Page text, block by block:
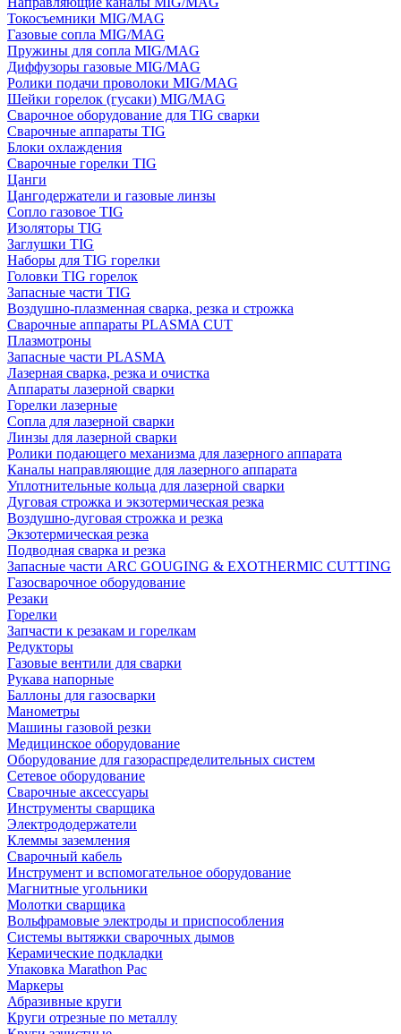
Токосъемники MIG/MAG
Газовые сопла MIG/MAG
Пружины для сопла MIG/MAG
Диффузоры газовые MIG/MAG
Ролики подачи проволоки MIG/MAG
Шейки горелок (гусаки) MIG/MAG
Сварочное оборудование для TIG сварки
Сварочные аппараты TIG
Блоки охлаждения
Сварочные горелки TIG
Цанги
Цангодержатели и газовые линзы
Сопло газовое TIG
Изоляторы TIG
Заглушки TIG
Наборы для TIG горелки
Головки TIG горелок
Запасные части TIG
Воздушно-плазменная сварка, резка и строжка
Сварочные аппараты PLASMA CUT
Плазмотроны
Запасные части PLASMA
Лазерная сварка, резка и очистка
Аппараты лазерной сварки
Горелки лазерные
Сопла для лазерной сварки
Линзы для лазерной сварки
Ролики подающего механизма для лазерного аппарата
Каналы направляющие для лазерного аппарата
Уплотнительные кольца для лазерной сварки
Дуговая строжка и экзотермическая резка
Воздушно-дуговая строжка и резка
Экзотермическая резка
Подводная сварка и резка
Запасные части ARC GOUGING & EXOTHERMIC CUTTING
Газосварочное оборудование
Резаки
Горелки
Запчасти к резакам и горелкам
Редукторы
Газовые вентили для сварки
Рукава напорные
Баллоны для газосварки
Манометры
Машины газовой резки
Медицинское оборудование
Оборудование для газораспределительных систем
Сетевое оборудование
Сварочные аксессуары
Инструменты сварщика
Электрододержатели
Клеммы заземления
Сварочный кабель
Инструмент и вспомогательное оборудование
Магнитные угольники
Молотки сварщика
Вольфрамовые электроды и приспособления
Системы вытяжки сварочных дымов
Керамические подкладки
Упаковка Marathon Pac
Маркеры
Абразивные круги
Круги отрезные по металлу